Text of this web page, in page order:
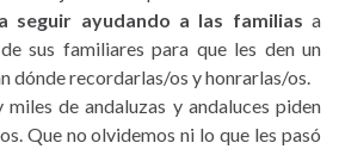
seguir ayudando a las familias a
sus familiares para que les den un
dónde recordarlas/os y honrarlas/os.
de andaluzas y andaluces piden
Que no olvidemos ni lo que les pasó